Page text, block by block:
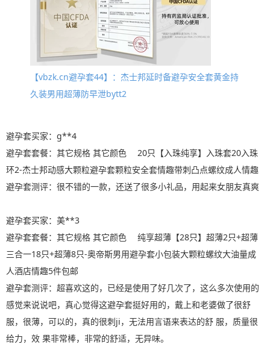
【vbzk.cn避孕套44】：杰士邦延时备避孕安全套黄金持
久装男用超薄防早泄bytt2
避孕套买家：g**4
避孕套套餐：其它规格 其它颜色 20只【入珠纯享】入珠套20入珠
环2-杰士邦动感大颗粒避孕套颗粒安全套情趣带刺凸点螺纹成人情趣
避孕套测评：很不错的一款，还送了很多小礼品，用起来女朋友真爽
避孕套买家：美**3
避孕套套餐：其它规格 其它颜色 纯享超薄【28只】超薄2只+超薄
三合一18只+超薄8只-奥帝斯男用避孕套小包装大颗粒螺纹大油量成
人酒店情趣5件包邮
避孕套测评：超喜欢这的，已经是使用了好几次了，这么多次使用的
感觉来说说吧，真心觉得这避孕套挺好用的，戴上和老婆做了很舒
服，很薄，可以的，真的很刺ji，无法用言语来表达的舒 服，质量很
给力，效 果非常棒，非常的舒适，无异味。